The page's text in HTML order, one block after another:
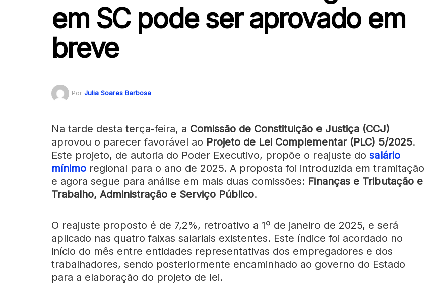
em SC pode ser aprovado em
breve
Por Julia Soares Barbosa
Na tarde desta terça-feira, a Comissão de Constituição e Justiça (CCJ)
aprovou o parecer favorável ao Projeto de Lei Complementar (PLC) 5/2025.
Este projeto, de autoria do Poder Executivo, propõe o reajuste do salário
mínimo regional para o ano de 2025. A proposta foi introduzida em tramitação
e agora segue para análise em mais duas comissões: Finanças e Tributação e
Trabalho, Administração e Serviço Público.
O reajuste proposto é de 7,2%, retroativo a 1º de janeiro de 2025, e será
aplicado nas quatro faixas salariais existentes. Este índice foi acordado no
início do mês entre entidades representativas dos empregadores e dos
trabalhadores, sendo posteriormente encaminhado ao governo do Estado
para a elaboração do projeto de lei.